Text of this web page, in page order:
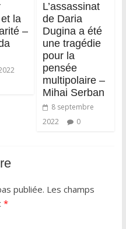
la
–
L’assassinat
de Daria
Dugina a été
une tragédie
pour la
pensée
multipolaire –
Mihai Serban
8 septembre
2022
0
publiée. Les champs
*